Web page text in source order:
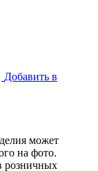
Добавить в
может
на фото.
розничных